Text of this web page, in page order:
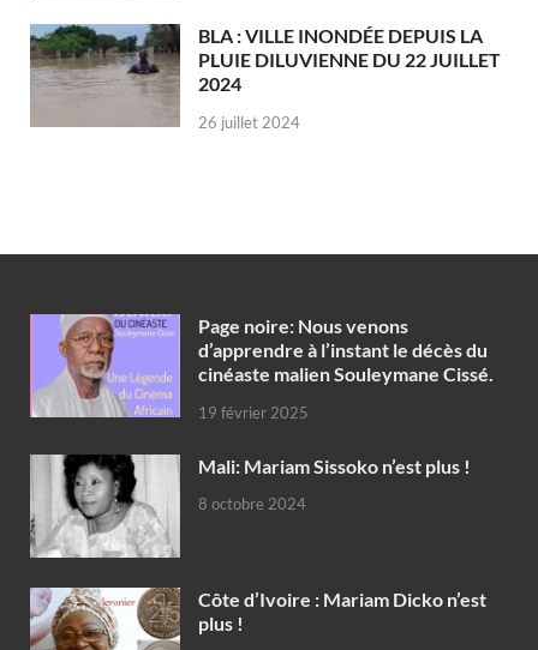
BLA : VILLE INONDÉE DEPUIS LA
PLUIE DILUVIENNE DU 22 JUILLET
2024
26 juillet 2024
Page noire: Nous venons
d’apprendre à l’instant le décès du
cinéaste malien Souleymane Cissé.
19 février 2025
Mali: Mariam Sissoko n’est plus !
8 octobre 2024
Côte d’Ivoire : Mariam Dicko n’est
plus !